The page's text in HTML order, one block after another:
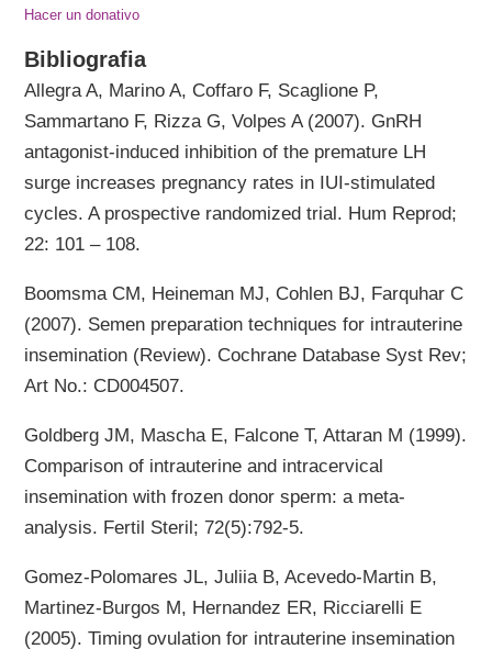
Hacer un donativo
Bibliografia
Allegra A, Marino A, Coffaro F, Scaglione P,
Sammartano F, Rizza G, Volpes A (2007). GnRH
antagonist-induced inhibition of the premature LH
surge increases pregnancy rates in IUI-stimulated
cycles. A prospective randomized trial. Hum Reprod;
22: 101 – 108.
Boomsma CM, Heineman MJ, Cohlen BJ, Farquhar C
(2007). Semen preparation techniques for intrauterine
insemination (Review). Cochrane Database Syst Rev;
Art No.: CD004507.
Goldberg JM, Mascha E, Falcone T, Attaran M (1999).
Comparison of intrauterine and intracervical
insemination with frozen donor sperm: a meta-
analysis. Fertil Steril; 72(5):792-5.
Gomez-Polomares JL, Juliia B, Acevedo-Martin B,
Martinez-Burgos M, Hernandez ER, Ricciarelli E
(2005). Timing ovulation for intrauterine insemination